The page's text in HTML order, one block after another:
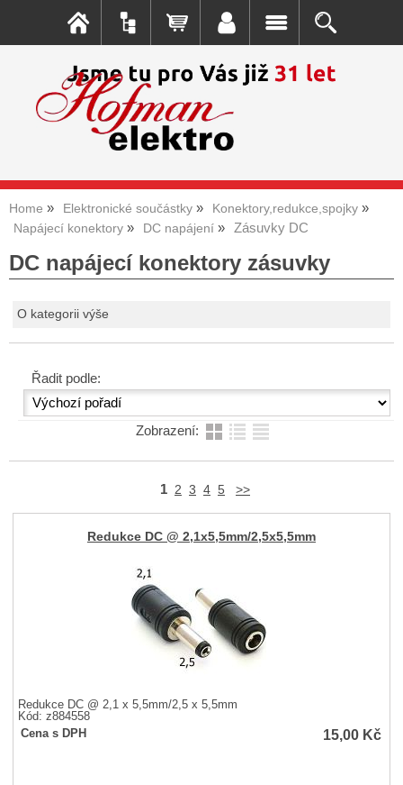
Home Elektronické součástky
Konektory,redukce,spojky
Napájecí konektory
DC napájení Zásuvky DC
DC napájecí konektory zásuvky
O kategorii výše
Řadit podle:
Zobrazení:
1 2 3 4 5 >>
Redukce DC @ 2,1x5,5mm/2,5x5,5mm
Redukce DC @ 2,1 x 5,5mm/2,5 x 5,5mm
Kód: z884558
Cena s DPH
15,00 Kč